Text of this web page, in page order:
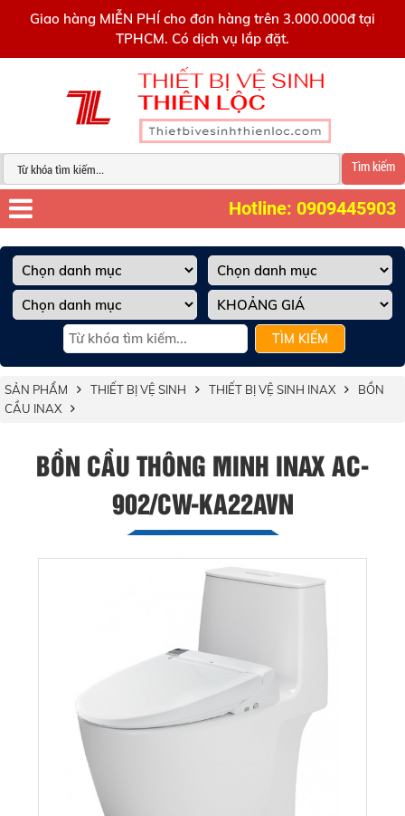
Giao hàng MIỄN PHÍ cho đơn hàng trên 3.000.000đ tại
TPHCM. Có dịch vụ lắp đặt.
Tìm kiếm
Hotline: 0909445903
TÌM KIẾM
SẢN PHẨM THIẾT BỊ VỆ SINH THIẾT BỊ VỆ SINH INAX
BỒN
CẦU INAX
BỒN CẦU THÔNG MINH INAX AC-
902/CW-KA22AVN
0909445903